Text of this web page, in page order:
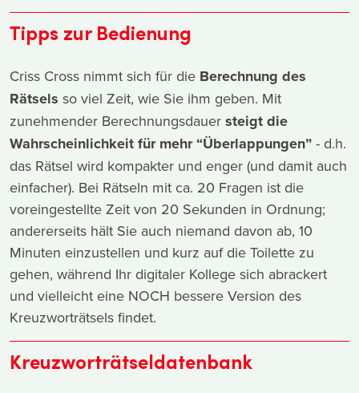
Tipps zur Bedienung
Criss Cross nimmt sich für die Berechnung des
Rätsels so viel Zeit, wie Sie ihm geben. Mit
zunehmender Berechnungsdauer steigt die
Wahrscheinlichkeit für mehr “Überlappungen” - d.h.
das Rätsel wird kompakter und enger (und damit auch
einfacher). Bei Rätseln mit ca. 20 Fragen ist die
voreingestellte Zeit von 20 Sekunden in Ordnung;
andererseits hält Sie auch niemand davon ab, 10
Minuten einzustellen und kurz auf die Toilette zu
gehen, während Ihr digitaler Kollege sich abrackert
und vielleicht eine NOCH bessere Version des
Kreuzworträtsels findet.
Kreuzworträtseldatenbank